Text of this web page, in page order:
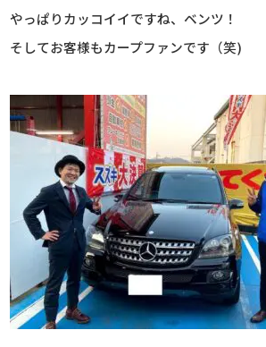
やっぱりカッコイイですね、ベンツ！
そしてお客様もカープファンです（笑)